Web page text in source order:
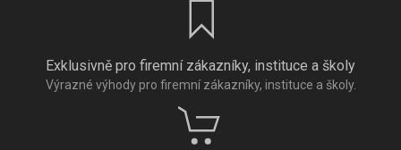
Exklusivně pro firemní zákazníky, instituce a školy
Výrazné výhody pro firemní zákazníky, instituce a školy.